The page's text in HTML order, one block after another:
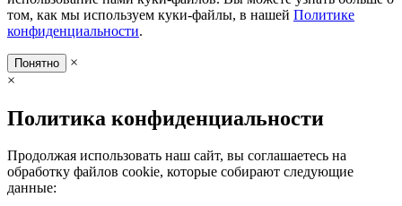
том, как мы используем куки-файлы, в нашей Политике
конфиденциальности.
Понятно
×
×
Политика конфиденциальности
Продолжая использовать наш сайт, вы соглашаетесь на
обработку файлов cookie, которые собирают следующие
данные: